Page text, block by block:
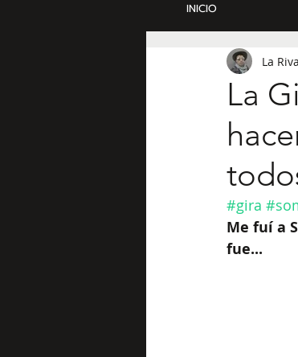
INICIO
La
La Riva
#gira
Me fuí a
fue...